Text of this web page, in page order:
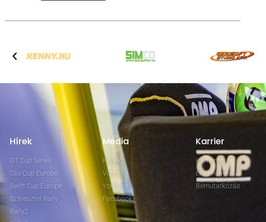
Hírek
GT Cup Series
Clio Cup Europe
Swift Cup Europe
Szilveszter Rally
Rally2
Media
Képek
Video
Youtube
Facebook
Karrier
Karrierem
Eredmények
Bemutatkozás